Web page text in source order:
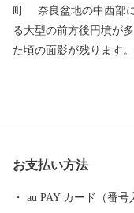
町 奈良盆地の中西部に位置する広陵町には、古墳時代を象徴す
る大型の前方後円墳が
た頃の面影が残ります
級いちご「古都華」などの特産
お支払い方法
au PAY カード（番号